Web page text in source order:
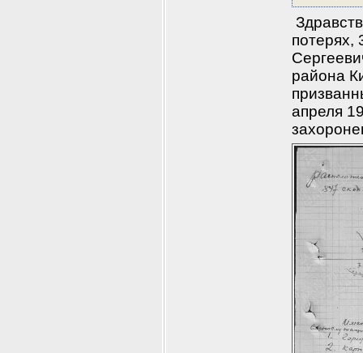
потерях,
района
апреля